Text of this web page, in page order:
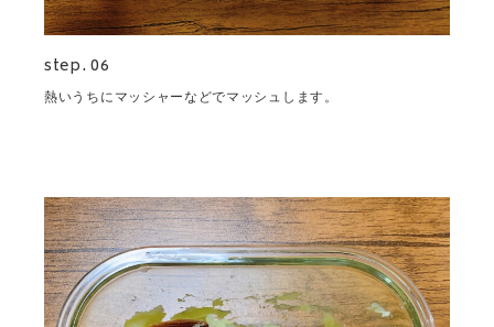
step. 06
熱いうちにマッシャーなどでマッシュします。